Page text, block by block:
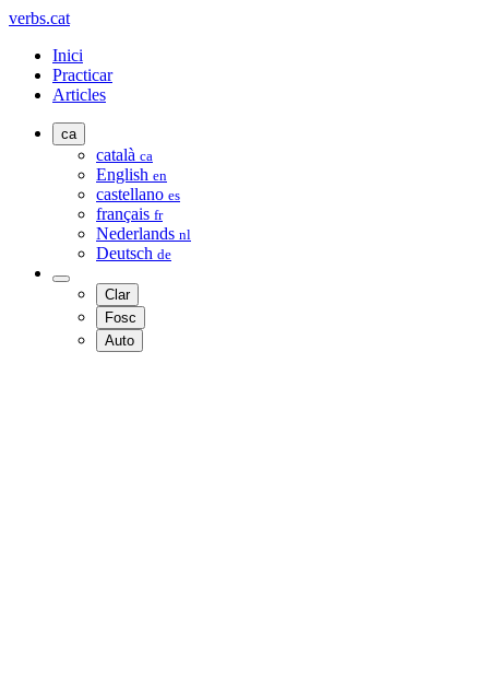
verbs.cat
Inici
Practicar
Articles
ca
català ca
English en
castellano es
français fr
Nederlands nl
Deutsch de
Clar
Fosc
Auto